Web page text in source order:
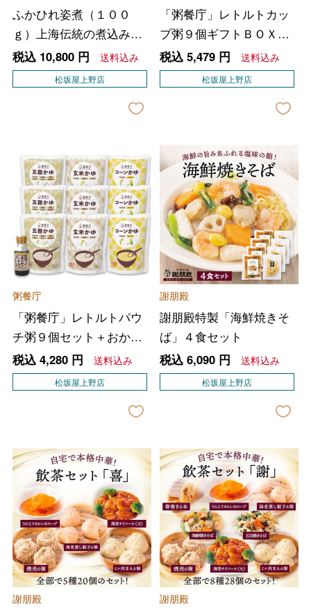
ふかひれ姿煮（１００
ｇ）上海伝統の煮込みス
ープ付【青鮫の尾鰭】１
枚
税込 10,800円 送料込み
松坂屋上野店
「粥餐庁」レトルトカッ
プ粥９個ギフトＢＯＸセ
ット
税込 5,479円 送料込み
松坂屋上野店
粥餐庁
「粥餐庁」レトルトパウ
チ粥９個セット＋おかゆ
のたれ
税込 4,280円 送料込み
松坂屋上野店
謝朋殿
謝朋殿特製「海鮮焼きそ
ば」４食セット
税込 6,090円 送料込み
松坂屋上野店
謝朋殿 謝朋殿